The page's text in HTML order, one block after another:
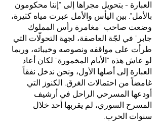
العبارة - بتحويل مجراها إلى "إننا محكومون
بالأمل". بين اليأس والأمل عبرت مياه كثيرة،
وضعت صاحب "مغامرة رأس المملوك
جابر" في لجّة العاصفة، لجهة التحولّات التي
طرأت على مواقفه ونصوصه وخيباته، وربما
لو عاش هذه "الأيام المخمورة" لكان أعاد
العبارة إلى أصلها الأول، ونحن ندخل نفقاً
غامضاً من احتمالات الغرق. الكنوز التي
أودعها المسرحي الراحل في أرشيف
المسرح السوري، لم يقربها أحد خلال
سنوات الحرب.